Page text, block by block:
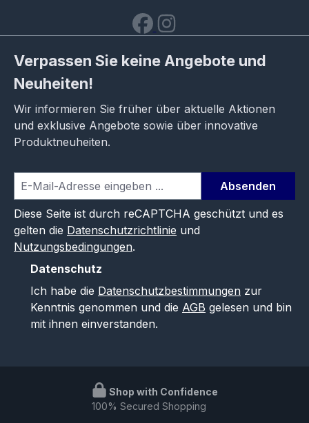
Verpassen Sie keine Angebote und
Neuheiten!
Wir informieren Sie früher über aktuelle Aktionen
und exklusive Angebote sowie über innovative
Produktneuheiten.
Absenden
Diese Seite ist durch reCAPTCHA geschützt und es
gelten die Datenschutzrichtlinie und
Nutzungsbedingungen.
Datenschutz
Ich habe die Datenschutzbestimmungen zur
Kenntnis genommen und die AGB gelesen und bin
mit ihnen einverstanden.
Shop with Confidence
100% Secured Shopping